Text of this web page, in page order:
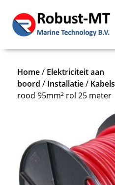
Home/ Elektriciteit aan
boord / Installatie/ Kabels
rood 95mm² rol 25 meter